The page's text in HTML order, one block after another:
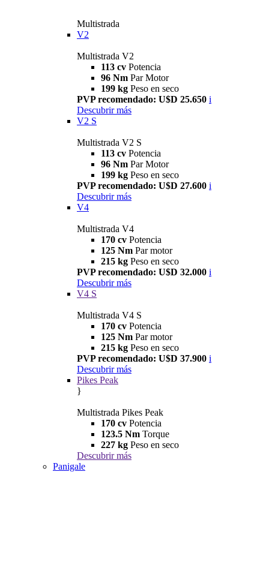
Multistrada
V2
Multistrada V2
113 cv Potencia
96 Nm Par Motor
199 kg Peso en seco
PVP recomendado: U$D 25.650 i
Descubrir más
V2 S
Multistrada V2 S
113 cv Potencia
96 Nm Par Motor
199 kg Peso en seco
PVP recomendado: U$D 27.600 i
Descubrir más
V4
Multistrada V4
170 cv Potencia
125 Nm Par motor
215 kg Peso en seco
PVP recomendado: U$D 32.000 i
Descubrir más
V4 S
Multistrada V4 S
170 cv Potencia
125 Nm Par motor
215 kg Peso en seco
PVP recomendado: U$D 37.900 i
Descubrir más
Pikes Peak
}
Multistrada Pikes Peak
170 cv Potencia
123.5 Nm Torque
227 kg Peso en seco
Descubrir más
Panigale